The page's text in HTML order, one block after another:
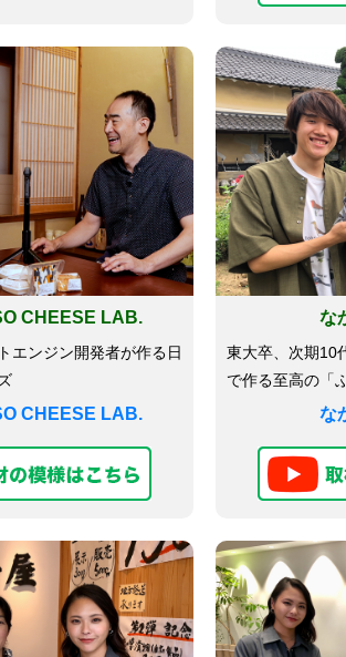
CHEESE LAB.
エンジン開発者が作る日
CHEESE LAB.
な
東大卒、次期10
で作る至高の「
な